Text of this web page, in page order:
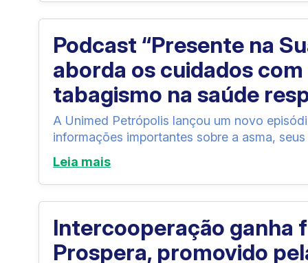
Podcast “Presente na
aborda os cuidados
tabagismo na saúde
A Unimed Petrópolis lançou um novo
informações importantes sobre a asma,
Leia mais
Intercooperação ganha
Prospera, promovido